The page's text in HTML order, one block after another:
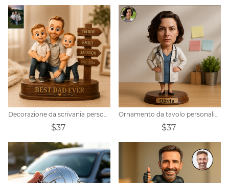
Decorazione da scrivania personalizzata con foto di papà e figli in stile cartone animato.
$37
Ornamento da tavolo personalizzato con ritratto di medico
$37